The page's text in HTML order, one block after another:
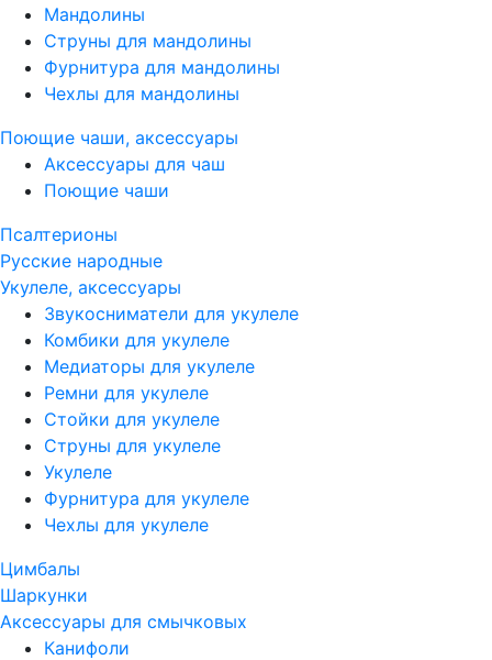
Мандолины
Струны для мандолины
Фурнитура для мандолины
Чехлы для мандолины
Поющие чаши, аксессуары
Аксессуары для чаш
Поющие чаши
Псалтерионы
Русские народные
Укулеле, аксессуары
Звукосниматели для укулеле
Комбики для укулеле
Медиаторы для укулеле
Ремни для укулеле
Стойки для укулеле
Струны для укулеле
Укулеле
Фурнитура для укулеле
Чехлы для укулеле
Цимбалы
Шаркунки
Аксессуары для смычковых
Канифоли